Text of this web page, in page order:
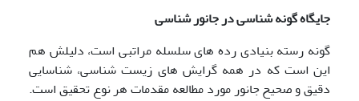
جایگاه گونه شناسی در جانور شناسی
گونه رسته بنیادی رده های سلسله مراتبی است، دلیلش هم
این است که در همه گرایش های زیست شناسی، شناسایی
دقیق و صحیح جانور مورد مطالعه مقدمات هر نوع تحقیق است.